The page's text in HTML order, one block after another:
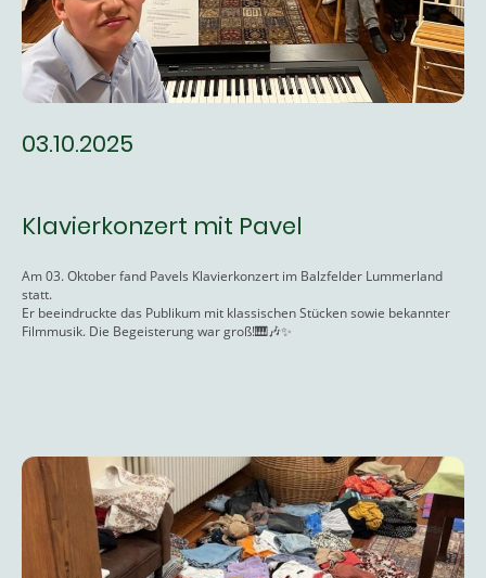
03.10.2025
Klavierkonzert mit Pavel
Am 03. Oktober fand Pavels Klavierkonzert im Balzfelder Lummerland
statt.
Er beeindruckte das Publikum mit klassischen Stücken sowie bekannter
Filmmusik. Die Begeisterung war groß!🎹🎶✨